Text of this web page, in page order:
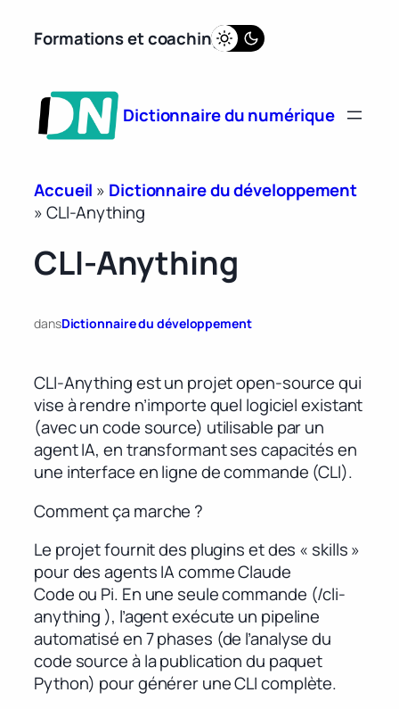
Formations et coaching
Dictionnaire du numérique
Accueil » Dictionnaire du développement
»CLI-Anything
CLI-Anything
dansDictionnaire du développement
CLI-Anything est un projet open-source qui
vise à rendre n’importe quel logiciel existant
(avec un code source) utilisable par un
agent IA, en transformant ses capacités en
une interface en ligne de commande (CLI).
Comment ça marche ?
Le projet fournit des plugins et des « skills »
pour des agents IA comme Claude
Code ou Pi. En une seule commande (/cli-
anything ), l’agent exécute un pipeline
automatisé en 7 phases (de l’analyse du
code source à la publication du paquet
Python) pour générer une CLI complète.